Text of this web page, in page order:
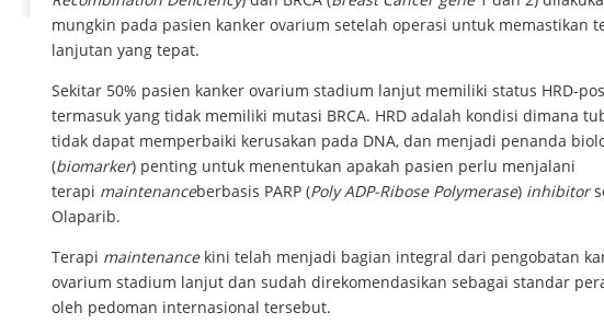
mungkin pada pasien kanker ovarium setelah operasi untuk memastikan
lanjutan yang tepat.
Sekitar 50% pasien kanker ovarium stadium lanjut memiliki status HRD-
termasuk yang tidak memiliki mutasi BRCA. HRD adalah kondisi dimana
tidak dapat memperbaiki kerusakan pada DNA, dan menjadi penanda
(biomarker) penting untuk menentukan apakah pasien perlu menjalani
terapi maintenanceberbasis PARP (Poly ADP-Ribose Polymerase) inhibitor
Olaparib.
Terapi maintenancekini telah menjadi bagian integral dari pengobatan
ovarium stadium lanjut dan sudah direkomendasikan sebagai standar
oleh pedoman internasional tersebut.